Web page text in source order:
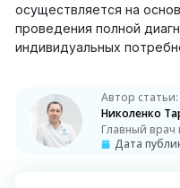
осуществляется на
проведения полной
индивидуальных
Автор статьи:
Николенко
Главный врач
Дата